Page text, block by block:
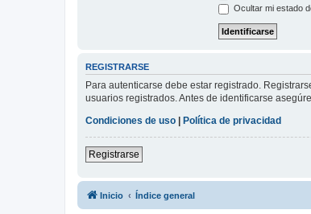
Ocultar mi estado
REGISTRARSE
Para autenticarse debe estar registrado.
usuarios registrados. Antes de identificarse
Condiciones de uso
Política de privacidad
Registrarse
Inicio Índice general